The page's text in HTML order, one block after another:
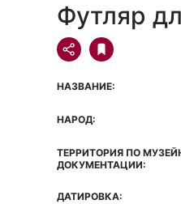
Футляр
НАЗВАНИЕ:
НАРОД:
ТЕРРИТОРИЯ ПО
ДОКУМЕНТАЦИИ:
ДАТИРОВКА: